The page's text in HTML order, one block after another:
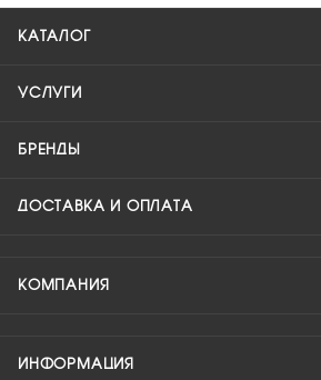
КАТАЛОГ
УСЛУГИ
БРЕНДЫ
ДОСТАВКА И ОПЛАТА
КОМПАНИЯ
ИНФОРМАЦИЯ